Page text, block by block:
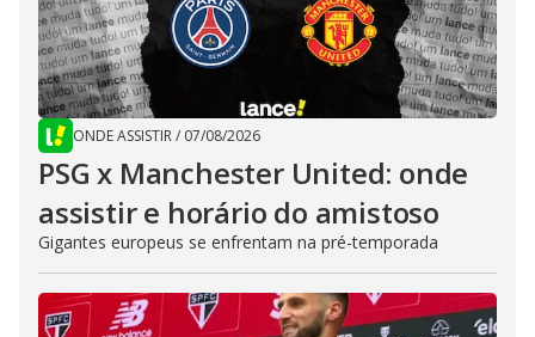
ONDE ASSISTIR/ 07/08/2026
PSG x Manchester United: onde
assistir e horário do amistoso
Gigantes europeus se enfrentam na pré-temporada